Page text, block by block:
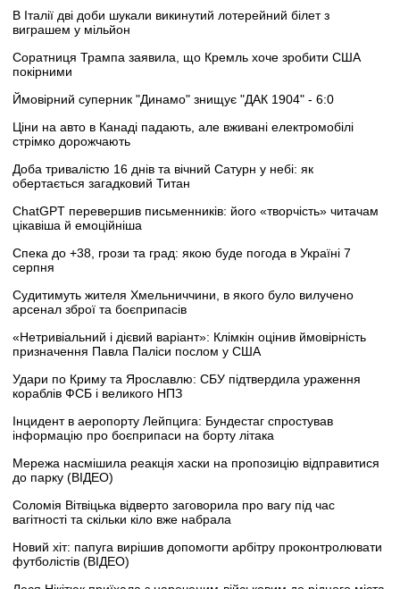
В Італії дві доби шукали викинутий лотерейний білет з
виграшем у мільйон
Соратниця Трампа заявила, що Кремль хоче зробити США
покірними
Ймовірний суперник "Динамо" знищує "ДАК 1904" - 6:0
Ціни на авто в Канаді падають, але вживані електромобілі
стрімко дорожчають
Доба тривалістю 16 днів та вічний Сатурн у небі: як
обертається загадковий Титан
ChatGPT перевершив письменників: його «творчість» читачам
цікавіша й емоційніша
Спека до +38, грози та град: якою буде погода в Україні 7
серпня
Судитимуть жителя Хмельниччини, в якого було вилучено
арсенал зброї та боєприпасів
«Нетривіальний і дієвий варіант»: Клімкін оцінив ймовірність
призначення Павла Паліси послом у США
Удари по Криму та Ярославлю: СБУ підтвердила ураження
кораблів ФСБ і великого НПЗ
Інцидент в аеропорту Лейпцига: Бундестаг спростував
інформацію про боєприпаси на борту літака
Мережа насмішила реакція хаски на пропозицію відправитися
до парку (ВІДЕО)
Соломія Вітвіцька відверто заговорила про вагу під час
вагітності та скільки кіло вже набрала
Новий хіт: папуга вирішив допомогти арбітру проконтролювати
футболістів (ВІДЕО)